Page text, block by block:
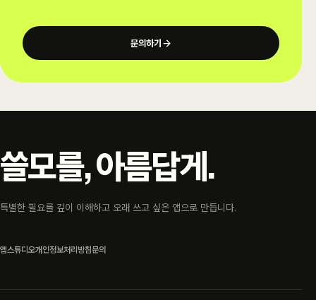
문의하기
쓸모를, 아름답게.
특별한 필요를 깊이 이해하고 오래 쓰고 싶은 앱으로 만듭니다.
앱스튜디오개인정보처리방침문의